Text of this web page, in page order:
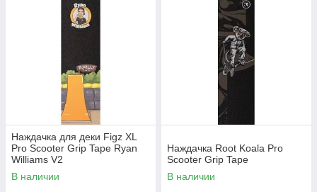
Наждачка для деки Figz XL
Pro Scooter Grip Tape Ryan
Williams V2
В наличии
Наждачка Root Koala Pro
Scooter Grip Tape
В наличии